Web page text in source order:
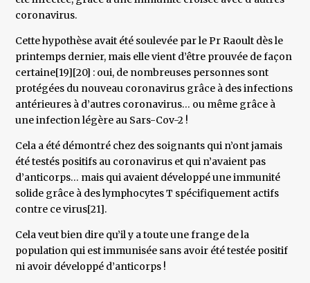
coronavirus.
Cette hypothèse avait été soulevée par le Pr Raoult dès le
printemps dernier, mais elle vient d’être prouvée de façon
certaine[19][20] : oui, de nombreuses personnes sont
protégées du nouveau coronavirus grâce à des infections
antérieures à d’autres coronavirus… ou même grâce à
une infection légère au Sars-Cov-2 !
Cela a été démontré chez des soignants qui n’ont jamais
été testés positifs au coronavirus et qui n’avaient pas
d’anticorps… mais qui avaient développé une immunité
solide grâce à des lymphocytes T spécifiquement actifs
contre ce virus[21].
Cela veut bien dire qu’il y a toute une frange de la
population qui est immunisée sans avoir été testée positif
ni avoir développé d’anticorps !